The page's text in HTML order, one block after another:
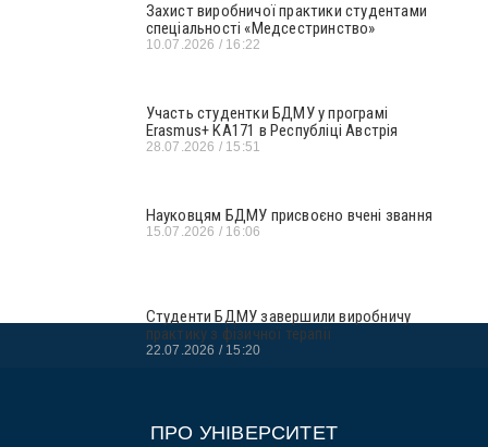
Захист виробничої практики студентами
спеціальності «Медсестринство»
10.07.2026 16:22
Участь студентки БДМУ у програмі
Erasmus+ KA171 в Республіці Австрія
28.07.2026 15:51
Науковцям БДМУ присвоєно вчені звання
15.07.2026 16:06
Студенти БДМУ завершили виробничу
практику з фізичної терапії
22.07.2026 15:20
ПРО УНІВЕРСИТЕТ